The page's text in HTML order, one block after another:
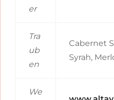
er
Tra
ub
en
Cabernet
Syrah,
We